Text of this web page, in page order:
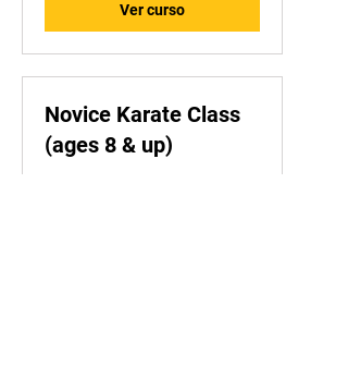
Ver curso
Novice Karate Class
(ages 8 & up)